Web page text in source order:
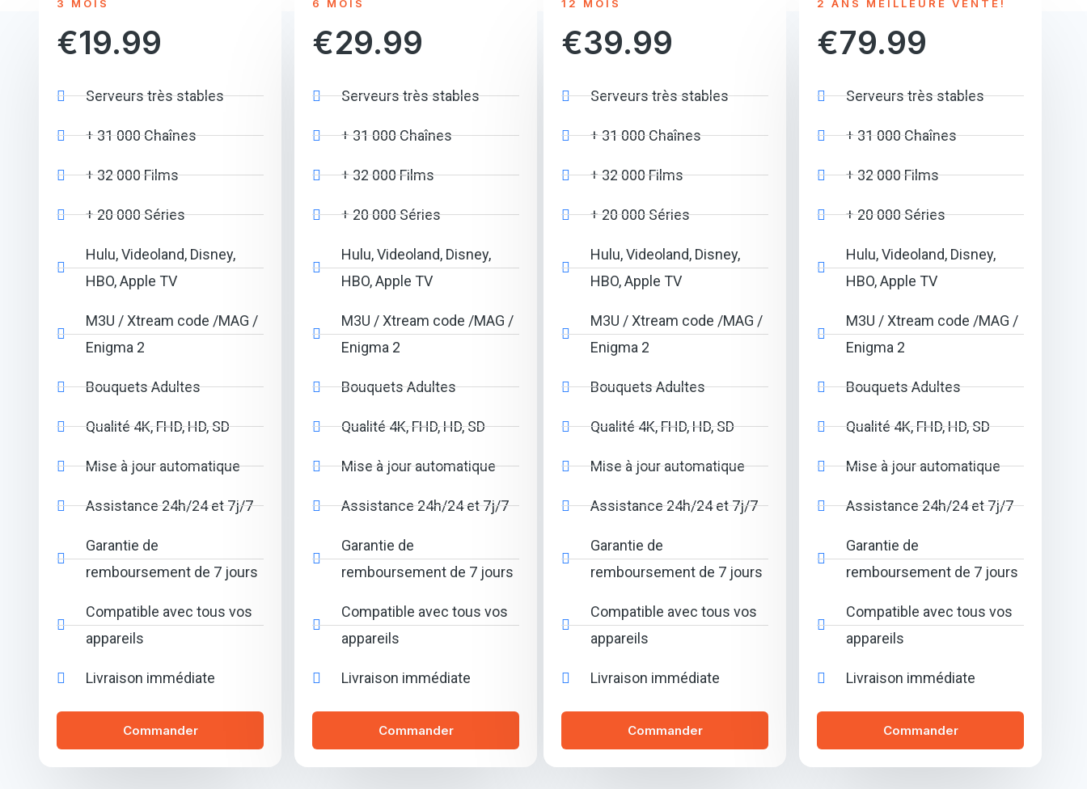
3 MOIS
€19.99
Serveurs très stables
+ 31 000 Chaînes
+ 32 000 Films
+ 20 000 Séries
Hulu, Videoland, Disney,
HBO, Apple TV
M3U / Xtream code /MAG /
Enigma 2
Bouquets Adultes
Qualité 4K, FHD, HD, SD
Mise à jour automatique
Assistance 24h/24 et 7j/7
Garantie de
remboursement de 7 jours
Compatible avec tous vos
appareils
Livraison immédiate
Commander
6 MOIS
€29.99
Serveurs très stables
+ 31 000 Chaînes
+ 32 000 Films
+ 20 000 Séries
Hulu, Videoland, Disney,
HBO, Apple TV
M3U / Xtream code /MAG /
Enigma 2
Bouquets Adultes
Qualité 4K, FHD, HD, SD
Mise à jour automatique
Assistance 24h/24 et 7j/7
Garantie de
remboursement de 7 jours
Compatible avec tous vos
appareils
Livraison immédiate
Commander
12 MOIS
€39.99
Serveurs très stables
+ 31 000 Chaînes
+ 32 000 Films
+ 20 000 Séries
Hulu, Videoland, Disney,
HBO, Apple TV
M3U / Xtream code /MAG /
Enigma 2
Bouquets Adultes
Qualité 4K, FHD, HD, SD
Mise à jour automatique
Assistance 24h/24 et 7j/7
Garantie de
remboursement de 7 jours
Compatible avec tous vos
appareils
Livraison immédiate
Commander
2 ANS MEILLEURE VENTE!
€79.99
Serveurs très stables
+ 31 000 Chaînes
+ 32 000 Films
+ 20 000 Séries
Hulu, Videoland, Disney,
HBO, Apple TV
M3U / Xtream code /MAG /
Enigma 2
Bouquets Adultes
Qualité 4K, FHD, HD, SD
Mise à jour automatique
Assistance 24h/24 et 7j/7
Garantie de
remboursement de 7 jours
Compatible avec tous vos
appareils
Livraison immédiate
Commander